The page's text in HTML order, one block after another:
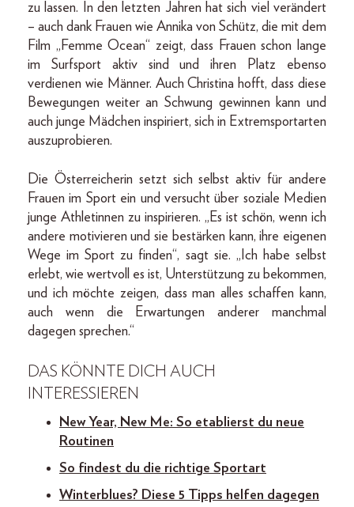
zu lassen. In den letzten Jahren hat sich viel verändert
– auch dank Frauen wie Annika von Schütz, die mit dem
Film „Femme Ocean“ zeigt, dass Frauen schon lange
im Surfsport aktiv sind und ihren Platz ebenso
verdienen wie Männer. Auch Christina hofft, dass diese
Bewegungen weiter an Schwung gewinnen kann und
auch junge Mädchen inspiriert, sich in Extremsportarten
auszuprobieren.
Die Österreicherin setzt sich selbst aktiv für andere
Frauen im Sport ein und versucht über soziale Medien
junge Athletinnen zu inspirieren. „Es ist schön, wenn ich
andere motivieren und sie bestärken kann, ihre eigenen
Wege im Sport zu finden“, sagt sie. „Ich habe selbst
erlebt, wie wertvoll es ist, Unterstützung zu bekommen,
und ich möchte zeigen, dass man alles schaffen kann,
auch wenn die Erwartungen anderer manchmal
dagegen sprechen.“
DAS KÖNNTE DICH AUCH
INTERESSIEREN
New Year, New Me: So etablierst du neue
Routinen
So findest du die richtige Sportart
Winterblues? Diese 5 Tipps helfen dagegen